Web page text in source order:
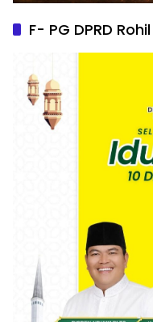
F- PG DPRD Rohil